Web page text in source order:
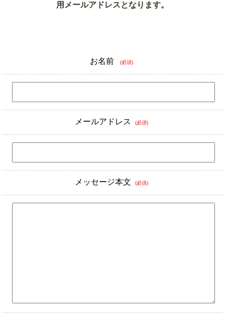
用メールアドレスとなります。
お名前 (必須)
メールアドレス (必須)
メッセージ本文 (必須)